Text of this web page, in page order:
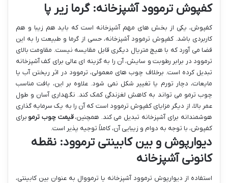
کفپوش ترموود آشپزخانه: گرما زیر پا
کفپوش، یکی از بخش های مهم آشپزخانه است که باید هم زیبا و هم
کاربردی باشد. کفپوش ترموود آشپزخانه، حسی از گرما و طبیعت را به این
فضا می آورد که با هیچ متریال دیگری قابل مقایسه نیست. مقاومت بالای
ترموود در برابر رطوبت و سایش، آن را به گزینه ای عالی برای کف آشپزخانه
تبدیل کرده است. برخلاف چوب های معمولی، ترموود در اثر ریختن آب یا
مایعات، دچار تورم یا تغییر شکل نمی شود. علاوه بر این، بافت مناسب
چوب ترمو می تواند به کاهش لغزندگی کمک کند. نگهداری آسان و طول
عمر بالا، از دیگر مزایای کفپوش ترموود است که آن را به یک سرمایه گذاری
هوشمندانه برای آشپزخانه تبدیل می کند. همچنین،قیمت چوب ترمو برای
کفپوش، با توجه به دوام و زیبایی آن، کاملاً توجیه پذیر است.
دیوارپوش و بین کابینتی ترموود: نقطه
کانونی آشپزخانه
استفاده از دیوارپوش ترموود آشپزخانه یا ترمووال به عنوان بین کابینتی،